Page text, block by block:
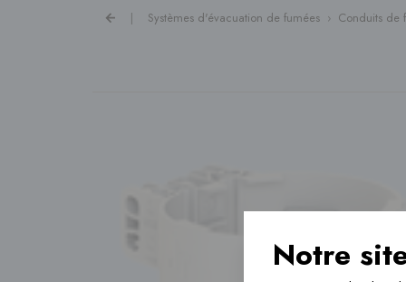
Chauffage au sol ›
| Systèmes d'évacuation de fumées › Conduits de
Notre